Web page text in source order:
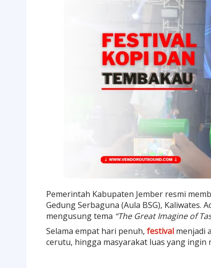
Pemerintah Kabupaten Jember resmi
Gedung Serbaguna (Aula BSG), Kaliwates.
mengusung tema “The Great Imagine of
Selama empat hari penuh, festival menjadi
cerutu, hingga masyarakat luas yang